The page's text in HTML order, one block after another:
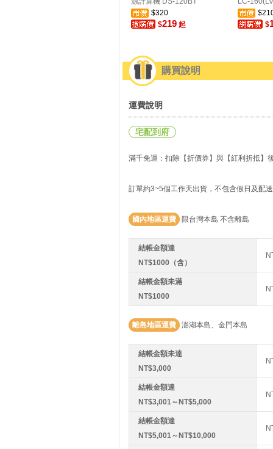
$320
$219起
$
購買說明
運費說明
宅配到府
滿千免運：扣除【折價券】與【紅利折抵】
訂單約3~5個工作天出貨，不包含假日及配
國內地區運費 限台灣本島 不含離島
結帳金額達
NT$1000（含）
結帳金額未滿
NT$1000
離島地區運費 澎湖本島、金門本島
結帳金額未達
NT$3,000
結帳金額達
NT$3,001～NT$5,000
結帳金額達
NT$5,001～NT$10,000